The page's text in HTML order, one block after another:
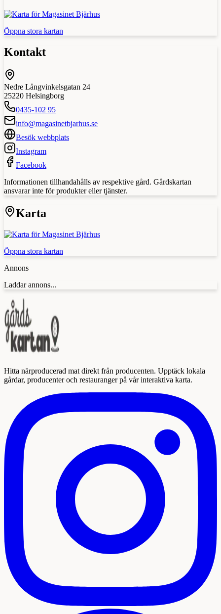
Öppna stora kartan
Kontakt
Nedre Långvinkelsgatan 24
25220 Helsingborg
0435-102 95
info@magasinetbjarhus.se
Besök webbplats
Instagram
Facebook
Informationen tillhandahålls av respektive gård. Gårdskartan
ansvarar inte för produkter eller tjänster.
Karta
Öppna stora kartan
Annons
Laddar annons...
Hitta närproducerad mat direkt från producenten. Upptäck lokala
gårdar, producenter och restauranger på vår interaktiva karta.